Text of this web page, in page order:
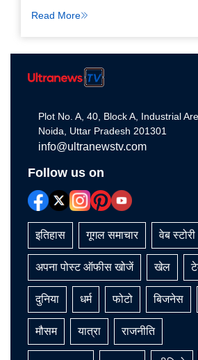
Read More
Plot No. A, 40, Block A, Industrial
Noida, Uttar Pradesh 201301
info@ultranewstv.com
Follow us on
इतिहास गूगल समाचार वेब स्टोरी
अपना पोस्ट ऑफीस खोजें खेल
दुनिया धर्म फोटो बिजनेस
मौसम यात्रा राजनीति